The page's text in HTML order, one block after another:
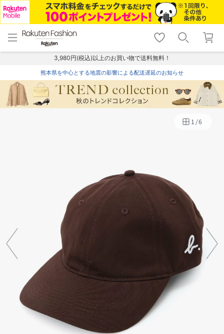
menu home
トップ
shopping_cart lock_outline
ログイン
3,980円(税込)以上のお買い物で送料無料！
熊本県を中心とする地震の影響による配送遅延のお知らせ
1 /6